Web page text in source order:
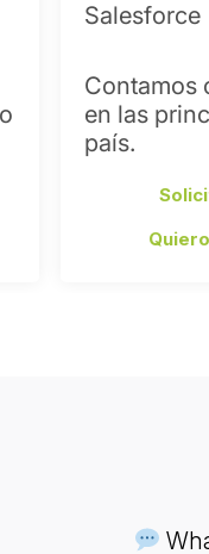
Salesforce
Contamos
en las
país.